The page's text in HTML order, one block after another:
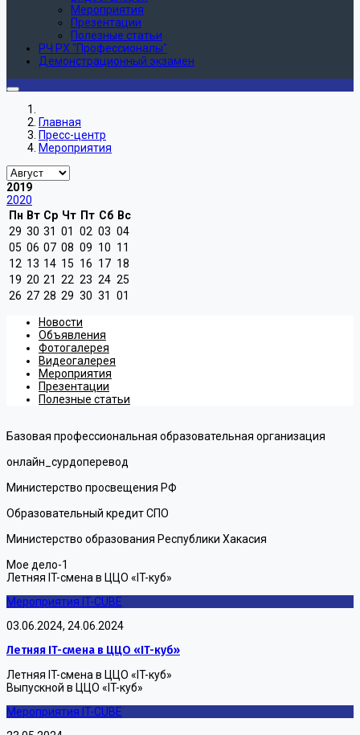
Мероприятия
Презентации
Полезные статьи
РЧ РХ "Профессионалы"
Демонстрационный экзамен
Главная
Пресс-центр
Мероприятия
2019
2020
Пн Вт Ср Чт Пт Сб Вс
29 30 31 01 02 03 04
05 06 07 08 09 10 11
12 13 14 15 16 17 18
19 20 21 22 23 24 25
26 27 28 29 30 31 01
Новости
Объявления
Фотогалерея
Видеогалерея
Мероприятия
Презентации
Полезные статьи
Базовая профессиональная образовательная организация
онлайн_сурдоперевод
Министерство просвещения РФ
Образовательный кредит СПО
Министерство образования Республики Хакасия
Мое дело-1
Летняя IT-смена в ЦЦО «IT-куб»
Мероприятия IT-CUBE
03.06.2024, 24.06.2024
Летняя IT-смена в ЦЦО «IT-куб»
Летняя IT-смена в ЦЦО «IT-куб»
Выпускной в ЦЦО «IT-куб»
Мероприятия IT-CUBE